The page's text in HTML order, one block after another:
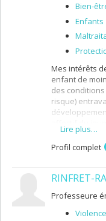
Bien-
Enfants
Mes intérêts
enfant de
des
risque)
de recherche
protection
ou leur
Lire plus…
Profil complet
RINFRET-
Professeure